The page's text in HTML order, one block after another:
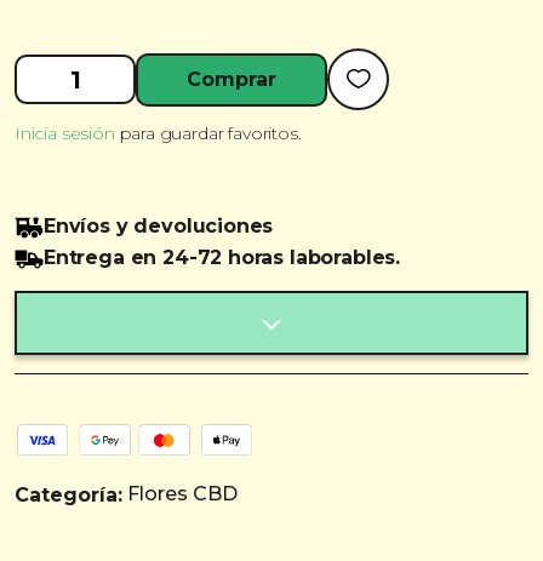
Pop
Buds
Purple
Comprar
Inicia sesión para guardar favoritos.
Envíos y devoluciones
Entrega en 24-72 horas laborables.
Categoría: Flores CBD